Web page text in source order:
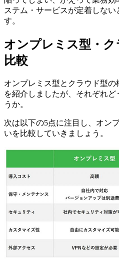
ステム・サービスが定着しな
す。
オンプレミス型・ク
比較
オンプレミス型とクラウド型の
を紹介しましたが、それぞれ
うか。
次は以下の5点に注目し、オン
いを比較していきましょう。